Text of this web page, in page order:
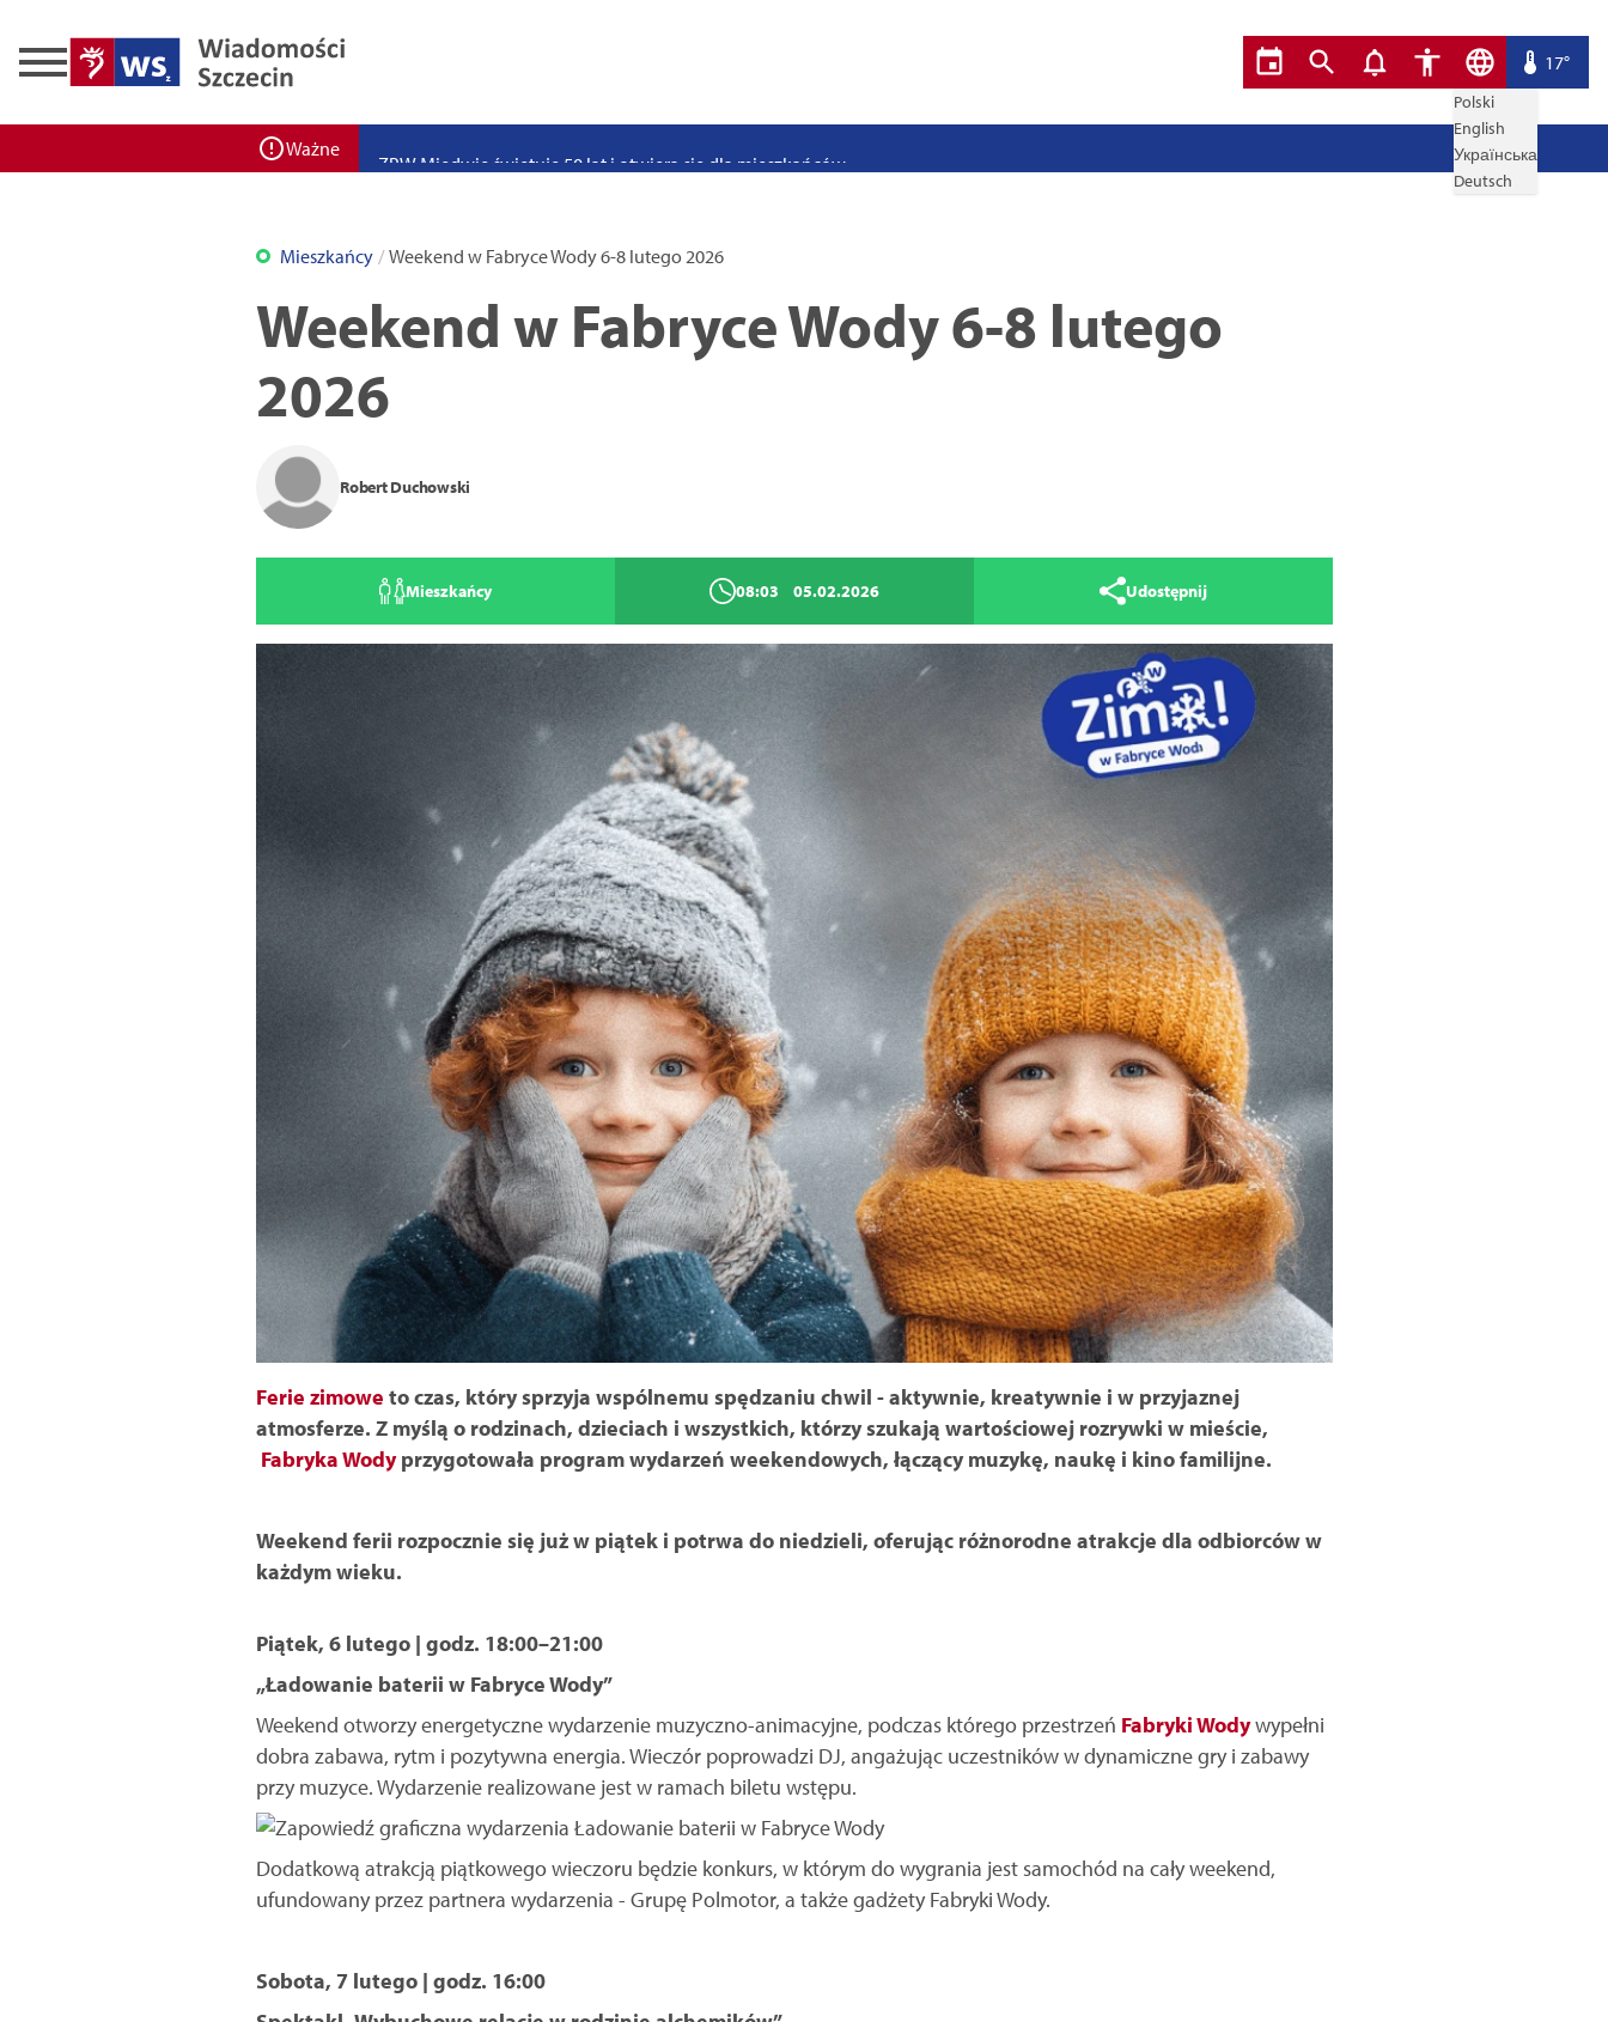
Polski
English
Українська
Deutsch
17°
Ważne
Mieszkańcy Weekend w Fabryce Wody 6-8 lutego 2026
Weekend w Fabryce Wody 6-8 lutego
2026
Robert Duchowski
Mieszkańcy 08:03 05.02.2026 Udostępnij
Ferie zimowe to czas, który sprzyja wspólnemu spędzaniu chwil - aktywnie, kreatywnie i w przyjaznej
atmosferze. Z myślą o rodzinach, dzieciach i wszystkich, którzy szukają wartościowej rozrywki w mieście,
Fabryka Wodyprzygotowała program wydarzeń weekendowych, łączący muzykę, naukę i kino familijne.
Weekend ferii rozpocznie się już w piątek i potrwa do niedzieli, oferując różnorodne atrakcje dla odbiorców w
każdym wieku.
Piątek, 6 lutego | godz. 18:00–21:00
„Ładowanie baterii w Fabryce Wody”
Weekend otworzy energetyczne wydarzenie muzyczno-animacyjne, podczas którego przestrzeń Fabryki Wodywypełni
dobra zabawa, rytm i pozytywna energia. Wieczór poprowadzi DJ, angażując uczestników w dynamiczne gry i zabawy
przy muzyce. Wydarzenie realizowane jest w ramach biletu wstępu.
Dodatkową atrakcją piątkowego wieczoru będzie konkurs, w którym do wygrania jest samochód na cały weekend,
ufundowany przez partnera wydarzenia - Grupę Polmotor, a także gadżety Fabryki Wody.
Sobota, 7 lutego | godz. 16:00